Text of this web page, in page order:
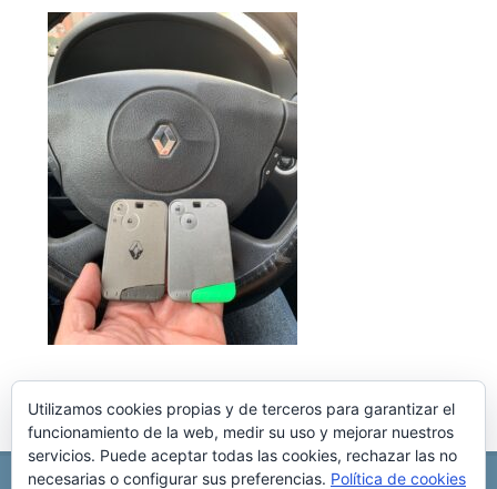
Utilizamos cookies propias y de terceros para garantizar el
funcionamiento de la web, medir su uso y mejorar nuestros
servicios. Puede aceptar todas las cookies, rechazar las no
necesarias o configurar sus preferencias. Política de cookies